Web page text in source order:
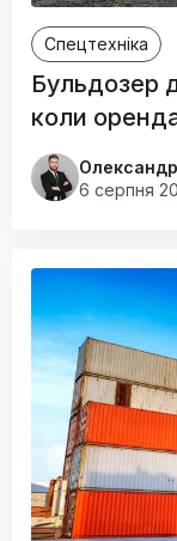
Спецтехніка
Бульдозер
коли
6 серпня